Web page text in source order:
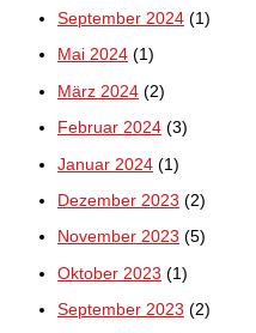
September 2024 (1)
Mai 2024 (1)
März 2024 (2)
Februar 2024 (3)
Januar 2024 (1)
Dezember 2023 (2)
November 2023 (5)
Oktober 2023 (1)
September 2023 (2)